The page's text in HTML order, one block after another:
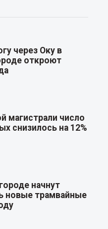
через Оку в
откроют
магистрали число
снизилось на 12%
начнут
новые трамвайные